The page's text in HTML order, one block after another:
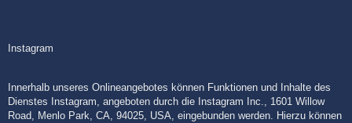
Instagram
Innerhalb unseres Onlineangebotes können Funktionen und Inhalte des
Dienstes Instagram, angeboten durch die Instagram Inc., 1601 Willow
Road, Menlo Park, CA, 94025, USA, eingebunden werden. Hierzu können